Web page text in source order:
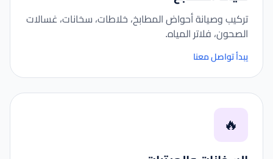
تركيب وصيانة أحواض المطابخ، خلاطات، سخانات، غسالات
الصحون، فلاتر المياه.
يبدأ تواصل معنا
🔥